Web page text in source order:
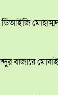
ডিআইজি
বাজারে